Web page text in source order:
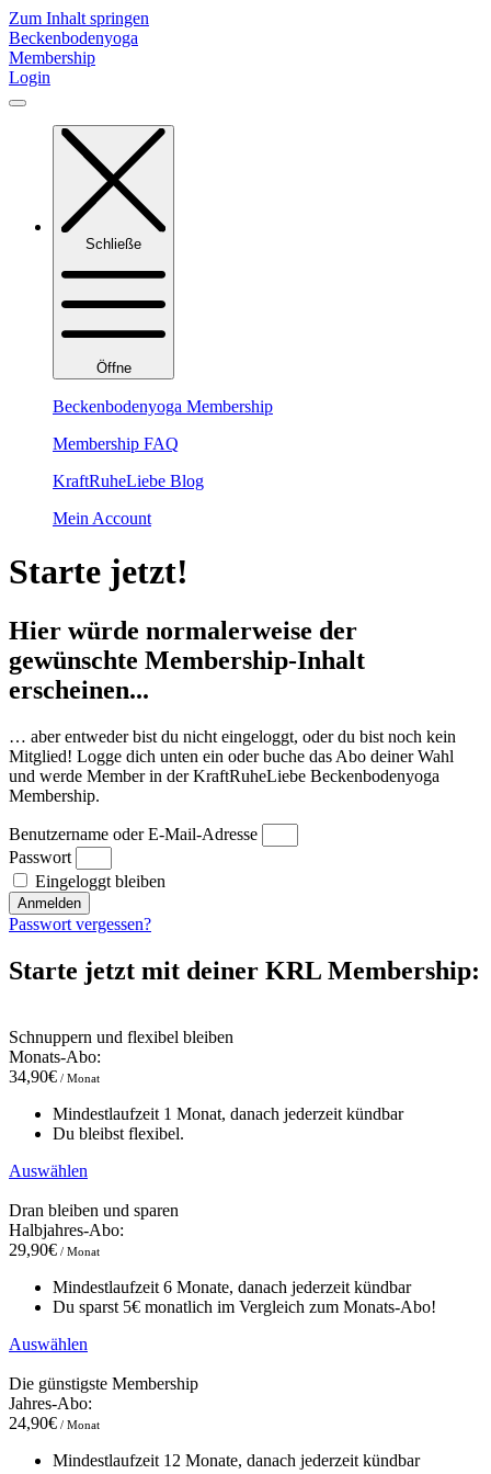
Zum Inhalt springen
Beckenbodenyoga
Membership
Login
Schließe
Öffne
Beckenbodenyoga Membership
Membership FAQ
KraftRuheLiebe Blog
Mein Account
Starte jetzt!
Hier würde normalerweise der
gewünschte Membership-Inhalt
erscheinen...
… aber entweder bist du nicht eingeloggt, oder du bist noch kein
Mitglied! Logge dich unten ein oder buche das Abo deiner Wahl
und werde Member in der KraftRuheLiebe Beckenbodenyoga
Membership.
Benutzername oder E-Mail-Adresse
Passwort
Eingeloggt bleiben
Anmelden
Passwort vergessen?
Starte jetzt mit deiner KRL Membership:
Schnuppern und flexibel bleiben
Monats-Abo:
34,90€ / Monat
Mindestlaufzeit 1 Monat, danach jederzeit kündbar
Du bleibst flexibel.
Auswählen
Dran bleiben und sparen
Halbjahres-Abo:
29,90€ / Monat
Mindestlaufzeit 6 Monate, danach jederzeit kündbar
Du sparst 5€ monatlich im Vergleich zum Monats-Abo!
Auswählen
Die günstigste Membership
Jahres-Abo:
24,90€ / Monat
Mindestlaufzeit 12 Monate, danach jederzeit kündbar